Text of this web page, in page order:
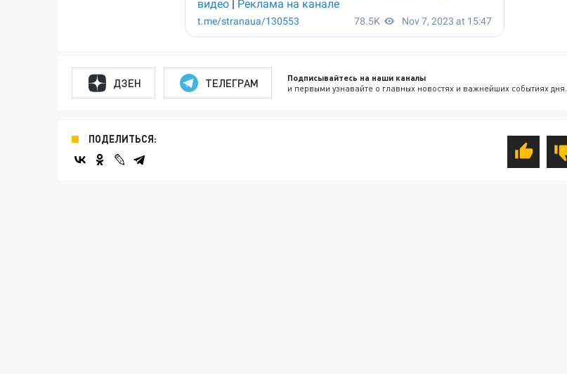
ДЗЕН ТЕЛЕГРАМ Подписывайтесь на наши каналы
и первыми узнавайте о главных новостях и важнейших событиях дня.
ПОДЕЛИТЬСЯ: